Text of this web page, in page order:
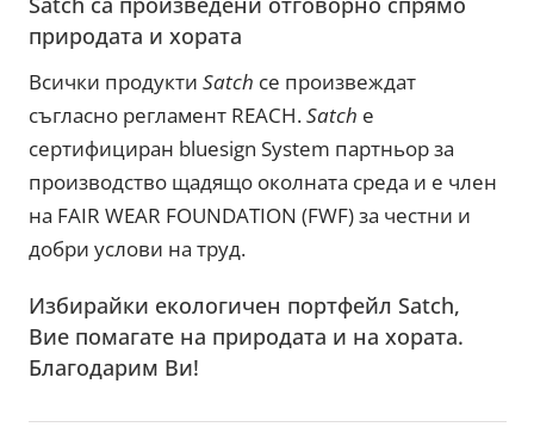
природата и хората
Всички продуктиSatch се произвеждат
съгласно регламент REACH.Satch е
сертифициран bluesign System партньор за
производство щадящо околната среда и е член
на FAIR WEAR FOUNDATION (FWF) за честни и
добри услови на труд.
Избирайки екологичен портфейл Satch,
Вие помагате на природата и на хората.
Благодарим Ви!